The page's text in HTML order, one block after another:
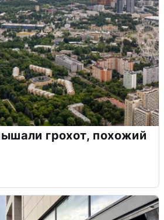
грохот, похожий